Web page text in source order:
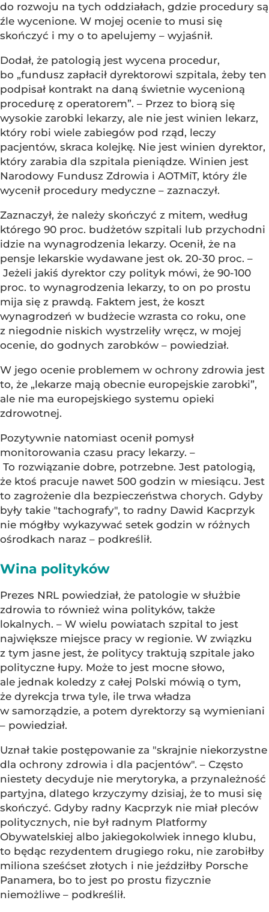
do rozwoju na tych oddziałach, gdzie procedury są
źle wycenione. W mojej ocenie to musi się
skończyć i my o to apelujemy – wyjaśnił.
Dodał, że patologią jest wycena procedur,
bo „fundusz zapłacił dyrektorowi szpitala, żeby ten
podpisał kontrakt na daną świetnie wycenioną
procedurę z operatorem”. – Przez to biorą się
wysokie zarobki lekarzy, ale nie jest winien lekarz,
który robi wiele zabiegów pod rząd, leczy
pacjentów, skraca kolejkę. Nie jest winien dyrektor,
który zarabia dla szpitala pieniądze. Winien jest
Narodowy Fundusz Zdrowia i AOTMiT, który źle
wycenił procedury medyczne – zaznaczył.
Zaznaczył, że należy skończyć z mitem, według
którego 90 proc. budżetów szpitali lub przychodni
idzie na wynagrodzenia lekarzy. Ocenił, że na
pensje lekarskie wydawane jest ok. 20-30 proc. –
Jeżeli jakiś dyrektor czy polityk mówi, że 90-100
proc. to wynagrodzenia lekarzy, to on po prostu
mija się z prawdą. Faktem jest, że koszt
wynagrodzeń w budżecie wzrasta co roku, one
z niegodnie niskich wystrzeliły wręcz, w mojej
ocenie, do godnych zarobków – powiedział.
W jego ocenie problemem w ochrony zdrowia jest
to, że „lekarze mają obecnie europejskie zarobki”,
ale nie ma europejskiego systemu opieki
zdrowotnej.
Pozytywnie natomiast ocenił pomysł
monitorowania czasu pracy lekarzy. –
To rozwiązanie dobre, potrzebne. Jest patologią,
że ktoś pracuje nawet 500 godzin w miesiącu. Jest
to zagrożenie dla bezpieczeństwa chorych. Gdyby
były takie "tachografy", to radny Dawid Kacprzyk
nie mógłby wykazywać setek godzin w różnych
ośrodkach naraz – podkreślił.
Wina polityków
Prezes NRL powiedział, że patologie w służbie
zdrowia to również wina polityków, także
lokalnych. – W wielu powiatach szpital to jest
największe miejsce pracy w regionie. W związku
z tym jasne jest, że politycy traktują szpitale jako
polityczne łupy. Może to jest mocne słowo,
ale jednak koledzy z całej Polski mówią o tym,
że dyrekcja trwa tyle, ile trwa władza
w samorządzie, a potem dyrektorzy są wymieniani
– powiedział.
Uznał takie postępowanie za "skrajnie niekorzystne
dla ochrony zdrowia i dla pacjentów". – Często
niestety decyduje nie merytoryka, a przynależność
partyjna, dlatego krzyczymy dzisiaj, że to musi się
skończyć. Gdyby radny Kacprzyk nie miał pleców
politycznych, nie był radnym Platformy
Obywatelskiej albo jakiegokolwiek innego klubu,
to będąc rezydentem drugiego roku, nie zarobiłby
miliona sześćset złotych i nie jeździłby Porsche
Panamera, bo to jest po prostu fizycznie
niemożliwe – podkreślił.